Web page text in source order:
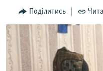
Перейти
до
пошуку
ПОГЛЯД
ІНТЕРВ'Ю
ВСЕ ЗА ДЕНЬ
СПЕЦПРОЕКТИ
Поділитись